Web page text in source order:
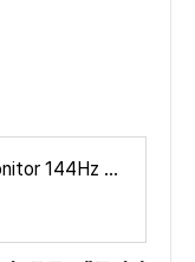
MUCAI 34 Inch Monitor 144Hz MVA WQHD Desktop Wide Display 21:9 LED Gamer Computer Screen 1500R Curved DP/3440*1440 - AliExpress